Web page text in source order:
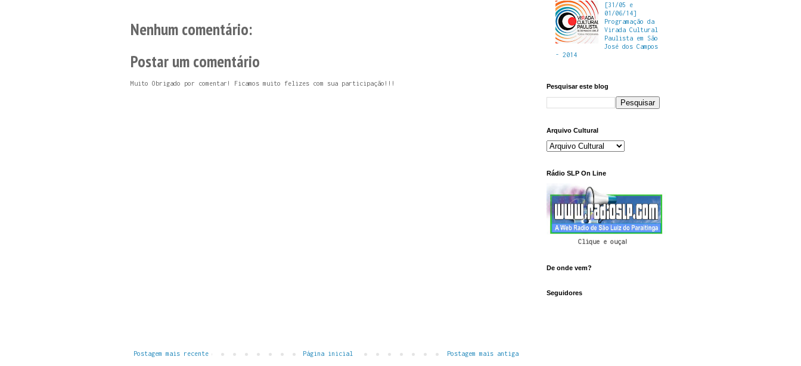
Nenhum comentário:
Postar um comentário
Muito Obrigado por comentar! Ficamos muito felizes com sua participação!!!
Postagem mais recente Postagem mais antiga
Página inicial
[31/05 e
01/06/14]
Programação da
Virada Cultural
Paulista em São
José dos Campos
- 2014
Pesquisar este blog
Arquivo Cultural
Rádio SLP On Line
Clique e ouça!
De onde vem?
Seguidores